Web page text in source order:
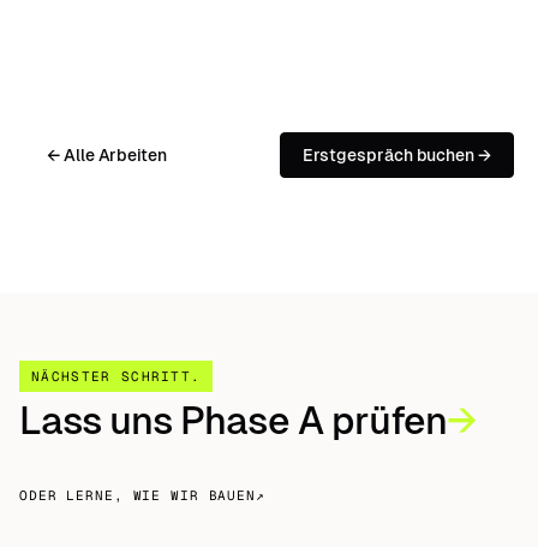
← Alle Arbeiten Erstgespräch buchen →
NÄCHSTER SCHRITT .
Lass uns Phase A prüfen→
ODER LERNE, WIE WIR BAUEN ↗